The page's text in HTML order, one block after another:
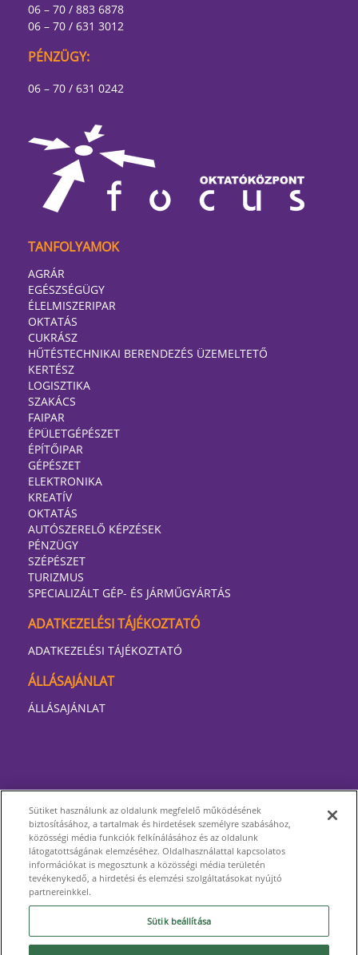
06 – 70 / 883 6878
06 – 70 / 631 3012
PÉNZÜGY:
06 – 70 / 631 0242
TANFOLYAMOK
AGRÁR
EGÉSZSÉGÜGY
ÉLELMISZERIPAR
OKTATÁS
CUKRÁSZ
HŰTÉSTECHNIKAI BERENDEZÉS ÜZEMELTETŐ
KERTÉSZ
LOGISZTIKA
SZAKÁCS
FAIPAR
ÉPÜLETGÉPÉSZET
ÉPÍTŐIPAR
GÉPÉSZET
ELEKTRONIKA
KREATÍV
OKTATÁS
AUTÓSZERELŐ KÉPZÉSEK
PÉNZÜGY
SZÉPÉSZET
TURIZMUS
SPECIALIZÁLT GÉP- ÉS JÁRMŰGYÁRTÁS
ADATKEZELÉSI TÁJÉKOZTATÓ
ADATKEZELÉSI TÁJÉKOZTATÓ
ÁLLÁSAJÁNLAT
ÁLLÁSAJÁNLAT
Sütiket használunk az oldalunk megfelelő működésének
biztosításához, a tartalmak és hirdetések személyre szabásához,
közösségi média funkciók felkínálásához és az oldalunk
látogatottságának elemzéséhez. Oldalhasználattal kapcsolatos
információkat is megosztunk a közösségi média területén
tevékenykedő, a hirdetési és elemzési szolgáltatásokat nyújtó
partnereinkkel.
Sütik beállítása